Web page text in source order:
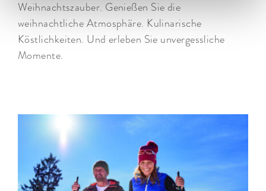
Weihnachtszauber. Genießen Sie die
weihnachtliche Atmosphäre. Kulinarische
Köstlichkeiten. Und erleben Sie unvergessliche
Momente.